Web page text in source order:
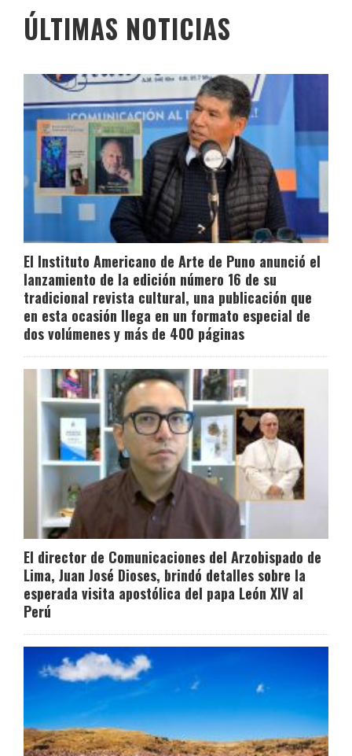
ÚLTIMAS NOTICIAS
El Instituto Americano de Arte de Puno anunció el
lanzamiento de la edición número 16 de su
tradicional revista cultural, una publicación que
en esta ocasión llega en un formato especial de
dos volúmenes y más de 400 páginas
El director de Comunicaciones del Arzobispado de
Lima, Juan José Dioses, brindó detalles sobre la
esperada visita apostólica del papa León XIV al
Perú